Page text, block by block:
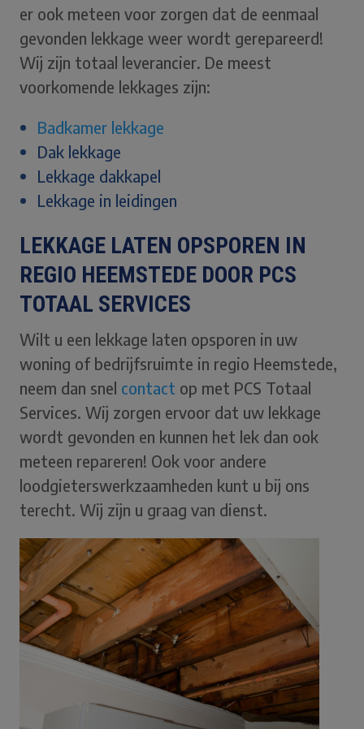
er ook meteen voor zorgen dat de eenmaal
gevonden lekkage weer wordt gerepareerd!
Wij zijn totaal leverancier. De meest
voorkomende lekkages zijn:
Badkamer lekkage
Dak lekkage
Lekkage dakkapel
Lekkage in leidingen
LEKKAGE LATEN OPSPOREN IN
REGIO HEEMSTEDE DOOR PCS
TOTAAL SERVICES
Wilt u een lekkage laten opsporen in uw
woning of bedrijfsruimte in regio Heemstede,
neem dan snel contact op met PCS Totaal
Services. Wij zorgen ervoor dat uw lekkage
wordt gevonden en kunnen het lek dan ook
meteen repareren! Ook voor andere
loodgieterswerkzaamheden kunt u bij ons
terecht. Wij zijn u graag van dienst.